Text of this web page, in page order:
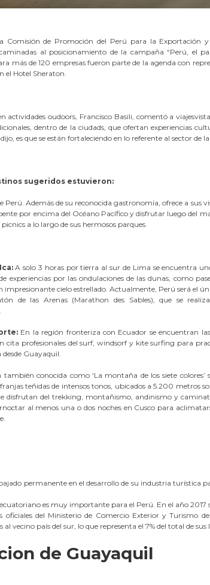
Comisión de Promoción del Perú para la Exportación
al posicionamiento de la campaña “Perú, el
más de 120 empresas fueron parte de la agenda con
el Hotel Sheraton.
actividades oudoors, Francisco Basili, comentó a
dentro de la ciudads, que ofertan experiencias
es que se están fortaleciendo en lo referente al sector de
sugeridos estuvieron:
Perú. Además de su reconocida gastronomía, ofrece a sus
por encima del Océano Pacífico y disfrutar luego del
a lo largo de sus hermosos parques.
A solo 3 horas por tierra al sur de Lima se encuentra
experiencias por las ondulaciones de las dunas, como
impresionante cielo estrellado. Actualmente, Perú será el
de las Arenas (Marathon des Sables), que se
En la región fronteriza con Ecuador se encuentran
cita profesionales del surf, windsorf y kite surfing para
Guayaquil.
también conocida como ‘La montaña de los siete
teñidas de intensos tonos, ubicados a 5.200 metros
disfrutan del trekking, montañismo, andinismo y
al menos una o dos noches en Cusco para
permanente en el desarrollo de su industria turística
es muy importante para el Perú. En el año
oficiales del Ministerio de Comercio Exterior y Turismo
al vecino país del sur, lo que representa el 7% del total de sus
de Guayaquil